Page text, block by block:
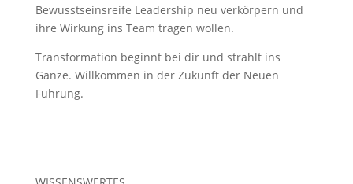
Bewusstseinsreife Leadership neu verkörpern und
ihre Wirkung ins Team tragen wollen.
Transformation beginnt bei dir und strahlt ins
Ganze. Willkommen in der Zukunft der Neuen
Führung.